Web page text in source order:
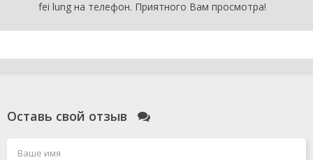
fei lung на телефон. Приятного Вам просмотра!
Оставь свой отзыв